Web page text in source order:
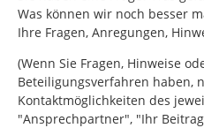
Was können wir noch besser
Ihre Fragen, Anregungen,
(Wenn Sie Fragen, Hinweise
Beteiligungsverfahren haben,
Kontaktmöglichkeiten des
"Ansprechpartner", "Ihr